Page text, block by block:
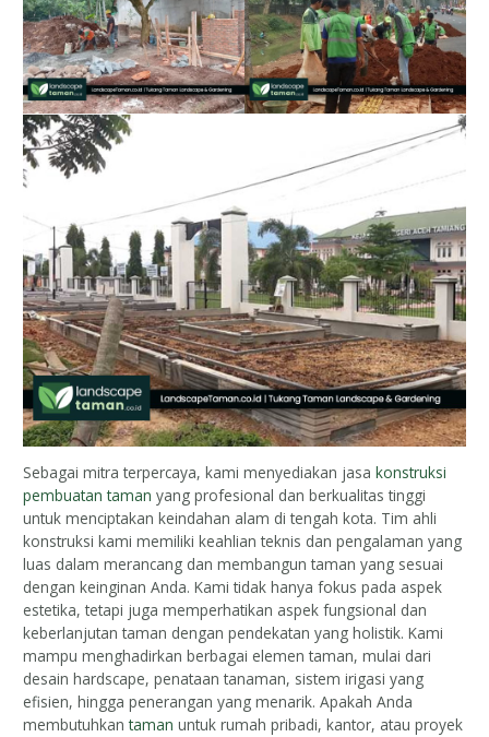
Sebagai mitra terpercaya, kami menyediakan jasakonstruksi
pembuatan taman yang profesional dan berkualitas tinggi
untuk menciptakan keindahan alam di tengah kota. Tim ahli
konstruksi kami memiliki keahlian teknis dan pengalaman yang
luas dalam merancang dan membangun taman yang sesuai
dengan keinginan Anda. Kami tidak hanya fokus pada aspek
estetika, tetapi juga memperhatikan aspek fungsional dan
keberlanjutan taman dengan pendekatan yang holistik. Kami
mampu menghadirkan berbagai elemen taman, mulai dari
desain hardscape, penataan tanaman, sistem irigasi yang
efisien, hingga penerangan yang menarik. Apakah Anda
membutuhkantaman untuk rumah pribadi, kantor, atau proyek